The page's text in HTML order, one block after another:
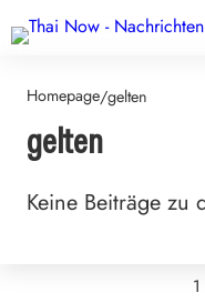
Events
Homepage/gelten
gelten
Keine Beiträge zu
1